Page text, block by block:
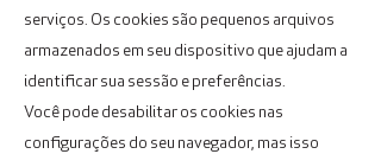
serviços. Os cookies são pequenos arquivos
armazenados em seu dispositivo que ajudam a
identificar sua sessão e preferências.
Você pode desabilitar os cookies nas
configurações do seu navegador, mas isso